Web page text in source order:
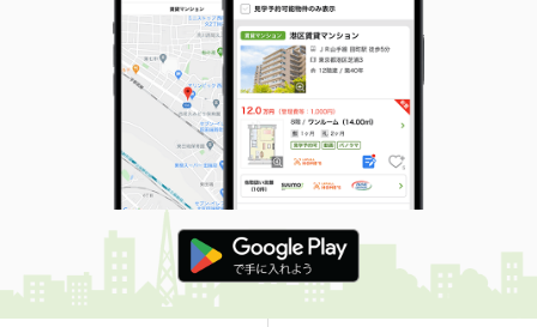
群馬県前橋市岩神町３丁目
価 格
9.90万円
住 所
群馬県前橋市岩神町３丁目
物件種別 貸店舗・事務所
使用面積 37.91m²
群馬県前橋市岩神町３丁目
価 格
9.90万円
住 所
群馬県前橋市岩神町３丁目
物件種別